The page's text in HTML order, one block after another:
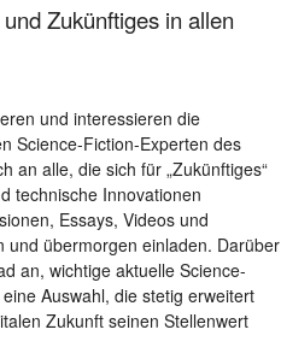
Zukünftiges in allen
und interessieren die
Science-Fiction-Experten des
an alle, die sich für „Zukünftiges“
technische Innovationen
Essays, Videos und
und übermorgen einladen. Darüber
an, wichtige aktuelle Science-
Auswahl, die stetig erweitert
Zukunft seinen Stellenwert